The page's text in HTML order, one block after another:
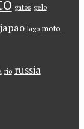
gatos gelo
japão lago moto
rio russia